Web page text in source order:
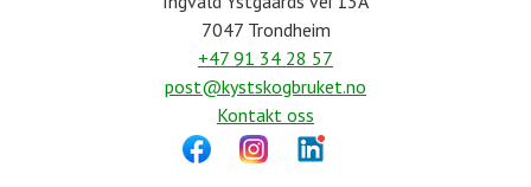
7047 Trondheim
+47 91 34 28 57
post@kystskogbruket.no
Kontakt oss